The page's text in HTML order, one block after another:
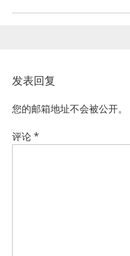
发表回复
您的邮箱地址不会被公开。
评论*